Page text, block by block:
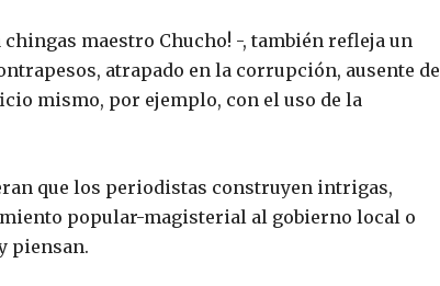
maestro Chucho! -, también refleja un
atrapado en la corrupción, ausente de
mismo, por ejemplo, con el uso de la
que los periodistas construyen intrigas,
popular-magisterial al gobierno local o
piensan.